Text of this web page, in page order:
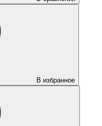
В избранное